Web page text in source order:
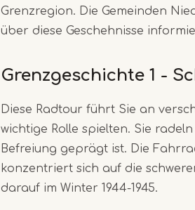
Grenzregion. Die Gemeinden
über diese Geschehnisse
Grenzgeschichte 1 -
Diese Radtour führt Sie an
wichtige Rolle spielten. Sie
Befreiung geprägt ist. Die
konzentriert sich auf die
darauf im Winter 1944-1945.